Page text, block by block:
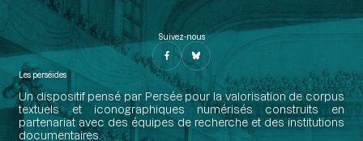
Suivez-nous
Les perséides
Un dispositif pensé par Persée pour la valorisation de corpus
textuels et iconographiques numérisés construits en
partenariat avec des équipes de recherche et des institutions
documentaires.